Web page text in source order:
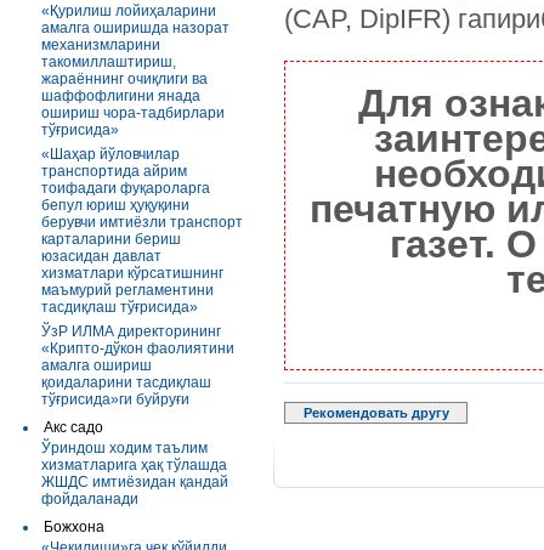
«Қурилиш лойиҳаларини
амалга оширишда назорат
механизмларини
такомиллаштириш,
жараённинг очиқлиги ва
шаффофлигини янада
ошириш чора-тадбирлари
тўғрисида»
«Шаҳар йўловчилар
транспортида айрим
тоифадаги фуқароларга
бепул юриш ҳуқуқини
берувчи имтиёзли транспорт
карталарини бериш
юзасидан давлат
хизматлари кўрсатишнинг
маъмурий регламентини
тасдиқлаш тўғрисида»
ЎзР ИЛМА директорининг
«Крипто-дўкон фаолиятини
амалга ошириш
қоидаларини тасдиқлаш
тўғрисида»ги буйруғи
Акс садо
Ўриндош ходим таълим
хизматларига ҳақ тўлашда
ЖШДС имтиёзидан қандай
фойдаланади
Божхона
(CAP, DipIFR)
Для
печатную
газет.
Рекомендовать другу